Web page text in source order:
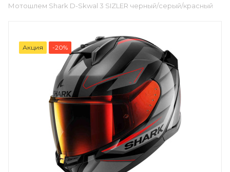
Мотошлем Shark D-Skwal 3 SIZLER черный/серый/красный
Акция -20%